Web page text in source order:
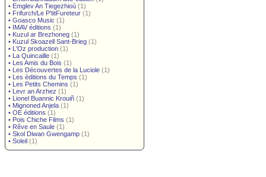
• Emglev An Tiegezhioù (1)
• Frifurch/Le P'titFureteur (1)
• Goasco Music (1)
• IMAV éditions (1)
• Kuzul ar Brezhoneg (1)
• Kuzul Skoazell Sant-Brieg (1)
• L'Oz production (1)
• La Quincaille (1)
• Les Amis du Bois (1)
• Les Découvertes de la Luciole (1)
• Les éditions du Temps (1)
• Les Petits Chemins (1)
• Levr an Arzhez (1)
• Lionel Buannic Krouiñ (1)
• Mignoned Anjela (1)
• OE éditions (1)
• Pois Chiche Films (1)
• Rêve en Saule (1)
• Skol Diwan Gwengamp (1)
• Soleil (1)